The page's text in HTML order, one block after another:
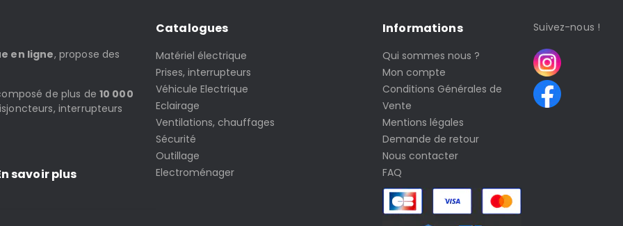
en ligne, propose des
de plus de 10 000
interrupteurs
savoir plus
Catalogues
Matériel électrique
Prises, interrupteurs
Véhicule Electrique
Eclairage
Ventilations, chauffages
Sécurité
Outillage
Electroménager
Informations
Qui sommes nous ?
Mon compte
Conditions Générales de
Vente
Mentions légales
Demande de retour
Nous contacter
FAQ
Suivez-nous !